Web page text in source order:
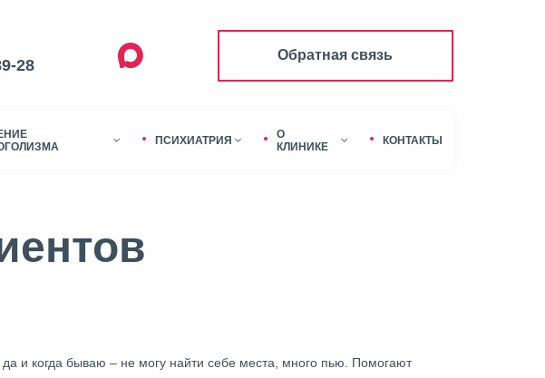
28
Обратная связь
ПСИХИАТРИЯ
О
КЛИНИКЕ
КОНТАКТЫ
и когда бываю – не могу найти себе места, много пью. Помогают